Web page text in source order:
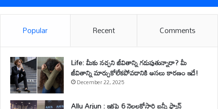
Popular Recent Comments
Life: మీకు నచ్చని జీవితాన్ని గడుపుతున్నారా? మీ
జీవితాన్ని మార్చుకోలేకపోవడానికి అసలు కారణం ఇదే!
December 22, 2025
Allu Arjun : ఇకపై 6 నెలలకోసారి బన్నీ ఫ్యాన్